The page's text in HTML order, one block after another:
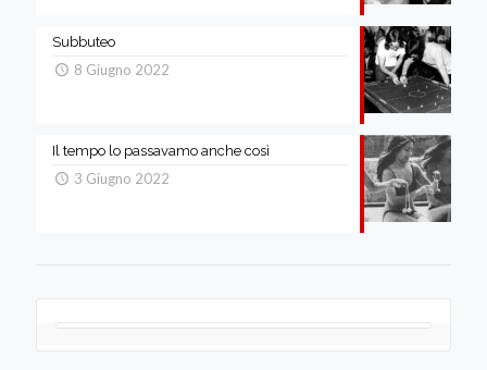
Subbuteo
8 Giugno 2022
Il tempo lo passavamo anche così
3 Giugno 2022